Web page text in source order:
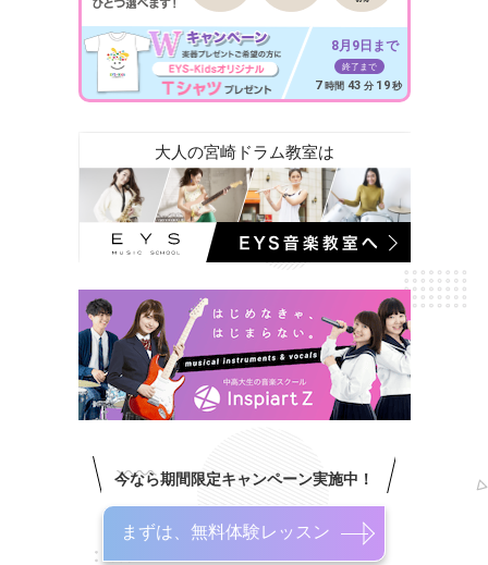
8月9日まで
終了まで
7 時間 43 分 17 秒
大人の宮崎ドラム教室は
今なら期間限定キャンペーン実施中！
まずは、無料体験レッスン